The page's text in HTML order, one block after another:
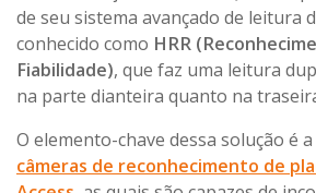
de seu sistema avançado de leitura
conhecido como HRR
Fiabilidade), que faz uma leitura
na parte dianteira quanto na
O elemento-chave dessa solução é
câmeras de reconhecimento de